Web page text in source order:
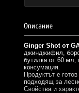
Описание
Ginger Shot от
джинджифил,
бутилка от 60 мл,
консумация.
Продуктът е
подходящ за
Свойства и